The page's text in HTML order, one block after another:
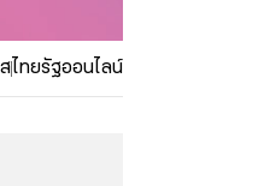
ไทยรัฐออนไลน์